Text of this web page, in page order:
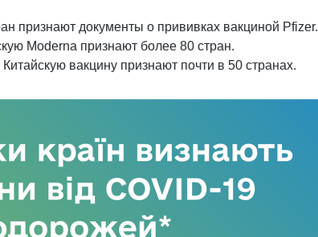
признают документы о прививках вакциной Pfizer.
Moderna признают более 80 стран.
Китайскую вакцину признают почти в 50 странах.